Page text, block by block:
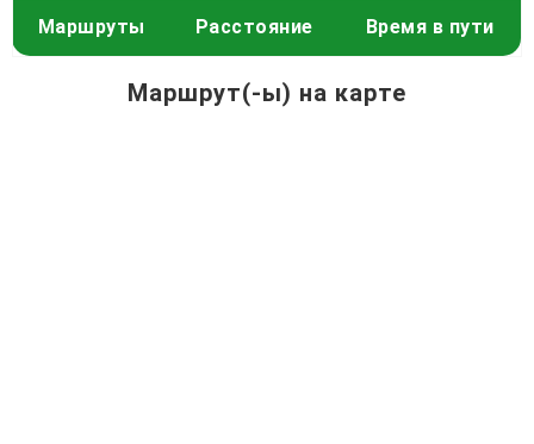
Маршруты Расстояние Время в пути
Маршрут(-ы) на карте